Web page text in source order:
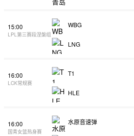
15:00
LPL第三赛段涅槃组
WBG
LNG
16:00
LCK常规赛
T1
HLE
16:00
国青女篮热身赛
水原音速弹